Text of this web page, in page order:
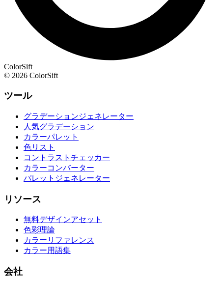
ColorSift
© 2026 ColorSift
ツール
グラデーションジェネレーター
人気グラデーション
カラーパレット
色リスト
コントラストチェッカー
カラーコンバーター
パレットジェネレーター
リソース
無料デザインアセット
色彩理論
カラーリファレンス
カラー用語集
会社